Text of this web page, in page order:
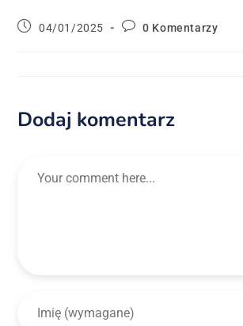
04/01/2025 0 Komentarzy
Dodaj komentarz